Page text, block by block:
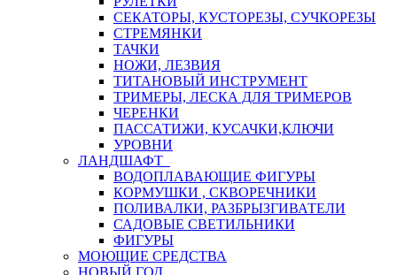
СЕКАТОРЫ, КУСТОРЕЗЫ, СУЧКОРЕЗЫ
СТРЕМЯНКИ
ТАЧКИ
НОЖИ, ЛЕЗВИЯ
ТИТАНОВЫЙ ИНСТРУМЕНТ
ТРИМЕРЫ, ЛЕСКА ДЛЯ ТРИМЕРОВ
ЧЕРЕНКИ
ПАССАТИЖИ, КУСАЧКИ,КЛЮЧИ
УРОВНИ
ЛАНДШАФТ
ВОДОПЛАВАЮЩИЕ ФИГУРЫ
КОРМУШКИ , СКВОРЕЧНИКИ
ПОЛИВАЛКИ, РАЗБРЫЗГИВАТЕЛИ
САДОВЫЕ СВЕТИЛЬНИКИ
ФИГУРЫ
МОЮЩИЕ СРЕДСТВА
НОВЫЙ ГОД